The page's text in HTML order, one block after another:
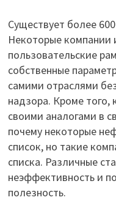
Существует более
Некоторые компании
пользовательские
собственные
самими отраслями
надзора. Кроме того,
своими аналогами в
почему некоторые
список, но такие
списка. Различные
неэффективность и
полезность.